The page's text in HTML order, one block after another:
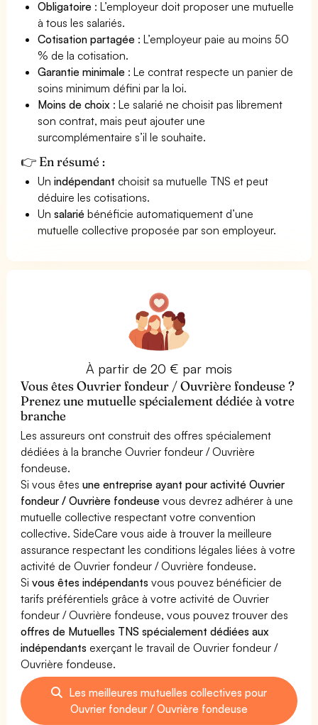
Obligatoire : L’employeur doit proposer une mutuelle
à tous les salariés.
Cotisation partagée : L’employeur paie au moins 50
% de la cotisation.
Garantie minimale : Le contrat respecte un panier de
soins minimum défini par la loi.
Moins de choix : Le salarié ne choisit pas librement
son contrat, mais peut ajouter une
surcomplémentaire s’il le souhaite.
👉 En résumé :
Unindépendant choisit sa mutuelle TNS et peut
déduire les cotisations.
Unsalarié bénéficie automatiquement d’une
mutuelle collective proposée par son employeur.
À partir de 20 € par mois
Vous êtes Ouvrier fondeur / Ouvrière fondeuse ?
Prenez une mutuelle spécialement dédiée à votre
branche
Les assureurs ont construit des offres spécialement
dédiées à la branche Ouvrier fondeur / Ouvrière
fondeuse.
Si vous êtesune entreprise ayant pour activité Ouvrier
fondeur / Ouvrière fondeuse vous devrez adhérer à une
mutuelle collective respectant votre convention
collective. SideCare vous aide à trouver la meilleure
assurance respectant les conditions légales liées à votre
activité de Ouvrier fondeur / Ouvrière fondeuse.
Sivous êtes indépendants vous pouvez bénéficier de
tarifs préférentiels grâce à votre activité de Ouvrier
fondeur / Ouvrière fondeuse, vous pouvez trouver des
offres de Mutuelles TNS spécialement dédiées aux
indépendants exerçant le travail de Ouvrier fondeur /
Ouvrière fondeuse.
Les meilleures mutuelles collectives pour
Ouvrier fondeur / Ouvrière fondeuse